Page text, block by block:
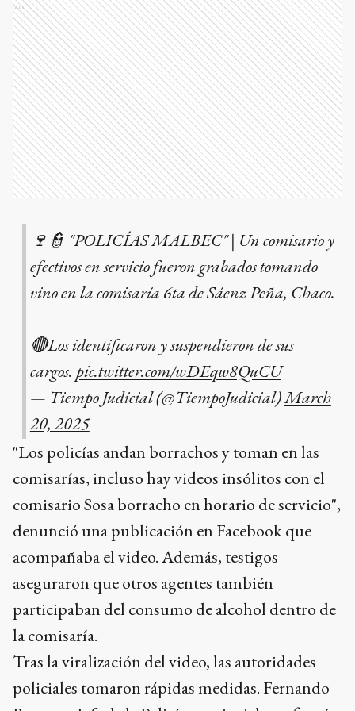
Ads
🍷👮 "POLICÍAS MALBEC" | Un comisario y
efectivos en servicio fueron grabados tomando
vino en la comisaría 6ta de Sáenz Peña, Chaco.
🔴Los identificaron y suspendieron de sus
cargos. pic.twitter.com/wDEqw8QuCU
— Tiempo Judicial (@TiempoJudicial)March
20, 2025
"Los policías andan borrachos y toman en las
comisarías, incluso hay videos insólitos con el
comisario Sosa borracho en horario de servicio",
denunció una publicación en Facebook que
acompañaba el video. Además, testigos
aseguraron que otros agentes también
participaban del consumo de alcohol dentro de
la comisaría.
Tras la viralización del video, las autoridades
policiales tomaron rápidas medidas. Fernando